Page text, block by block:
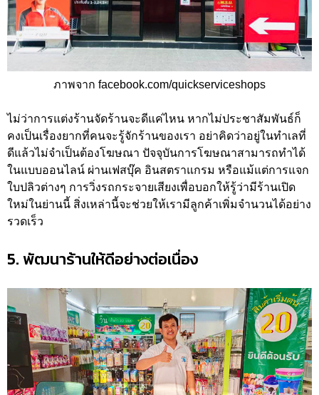
ภาพจาก facebook.com/quickserviceshops
ไม่ว่าการแต่งร้านจัดร้านจะดีแค่ไหน หากไม่ประชาสัมพันธ์ก็
คงเป็นเรื่องยากที่คนจะรู้จักร้านของเรา อย่าคิดว่าอยู่ในทำเลที่
ดีแล้วไม่จำเป็นต้องโฆษณา ปัจจุบันการโฆษณาสามารถทำได้
ในแบบออนไลน์ ผ่านเฟสบุ๊ค อินสตราแกรม หรือแม้แต่การแจก
ใบปลิวต่างๆ การวิ่งรถกระจายเสียงเพื่อบอกให้รู้ว่ามีร้านเปิด
ใหม่ในย่านนี้ สิ่งเหล่านี้จะช่วยให้เรามีลูกค้าเพิ่มจำนวนได้อย่าง
รวดเร็ว
5. พัฒนาร้านให้ดีอย่างต่อเนื่อง